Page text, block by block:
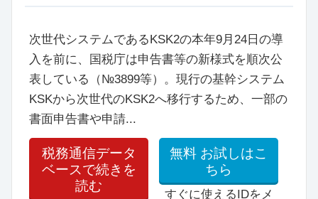
次世代システムであるKSK2の本年9月24日の導
入を前に、国税庁は申告書等の新様式を順次公
表している（№3899等）。現行の基幹システム
KSKから次世代のKSK2へ移行するため、一部の
書面申告書や申請...
税務通信データ
ベースで続きを
読む
無料 お試しはこ
ちら
すぐに使えるIDをメ